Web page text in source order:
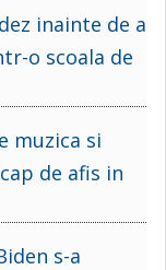
inainte de a
o scoala de
muzica si
de afis in
s-a